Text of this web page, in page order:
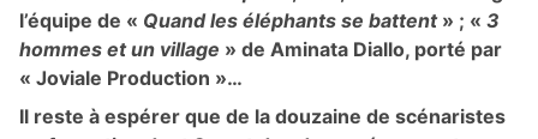
l’équipe de « Quand les éléphants se battent» ; « 3
hommes et un village » de Aminata Diallo, porté par
« Joviale Production »…
Il reste à espérer que de la douzaine de scénaristes